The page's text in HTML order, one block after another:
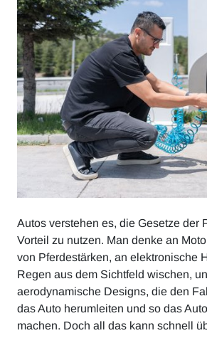
Autos verstehen es, die Gesetze der
Vorteil zu nutzen. Man denke an
von Pferdestärken, an elektronische
Regen aus dem Sichtfeld wischen,
aerodynamische Designs, die den
das Auto herumleiten und so das
machen. Doch all das kann schnell